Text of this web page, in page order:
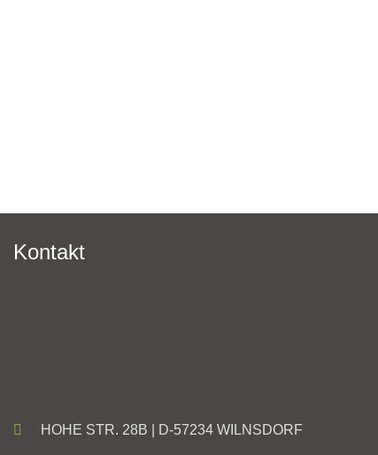
Kontakt
HOHE STR. 28B | D-57234 WILNSDORF